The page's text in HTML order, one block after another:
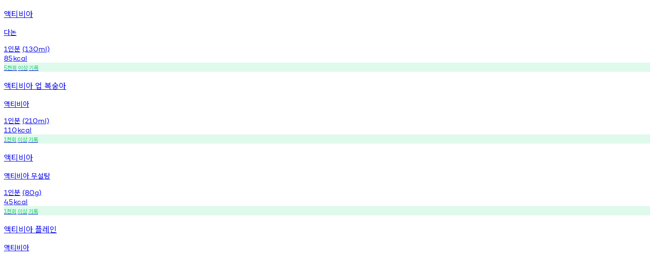
액티비아
다논
1 인분 (130ml)
85kcal
5천회 이상기록
액티비아 업 복숭아
액티비아
1 인분 (210ml)
110kcal
1천회 이상기록
액티비아
액티비아 무설탕
1 인분 (80g)
45kcal
1천회 이상기록
액티비아 플레인
액티비아